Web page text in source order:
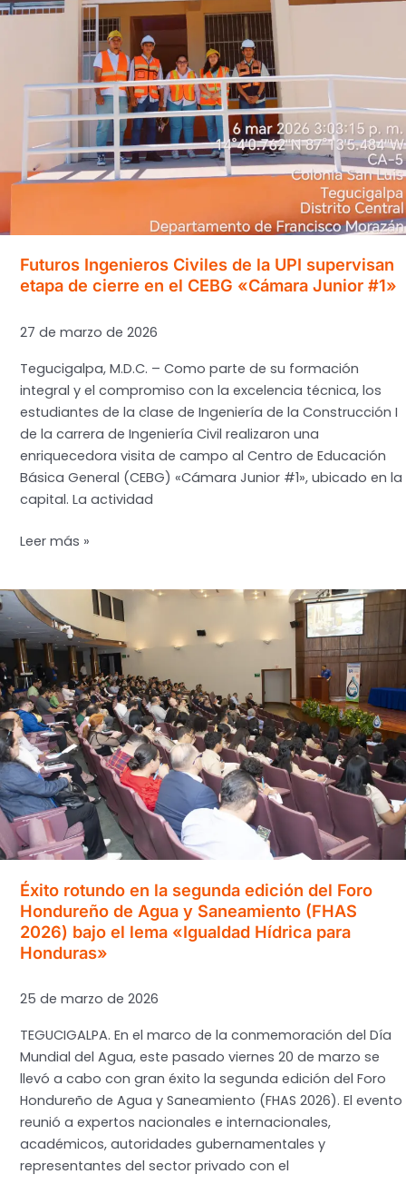
los
Laboratorios
los
Futuros
Ingenieros
de
Futuros Ingenieros Civiles de la UPI supervisan
etapa de cierre en el CEBG «Cámara Junior #1»
27 de marzo de 2026
Tegucigalpa, M.D.C. – Como parte de su formación
integral y el compromiso con la excelencia técnica, los
estudiantes de la clase de Ingeniería de la Construcción I
de la carrera de Ingeniería Civil realizaron una
enriquecedora visita de campo al Centro de Educación
Básica General (CEBG) «Cámara Junior #1», ubicado en la
capital. La actividad
Futuros
de
la
UPI
supervisan
etapa
de
cierre
en
el
CEBG
«Cámara
Junior
Leer más »
Éxito rotundo en la segunda edición del Foro
Hondureño de Agua y Saneamiento (FHAS
2026) bajo el lema «Igualdad Hídrica para
Honduras»
25 de marzo de 2026
TEGUCIGALPA. En el marco de la conmemoración del Día
Mundial del Agua, este pasado viernes 20 de marzo se
llevó a cabo con gran éxito la segunda edición del Foro
Hondureño de Agua y Saneamiento (FHAS 2026). El evento
reunió a expertos nacionales e internacionales,
académicos, autoridades gubernamentales y
representantes del sector privado con el